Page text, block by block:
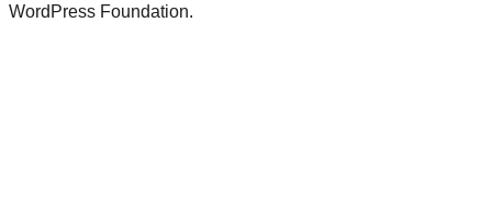
WordPress Foundation.